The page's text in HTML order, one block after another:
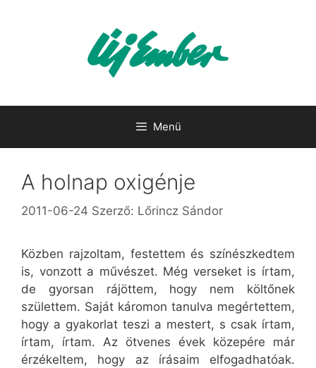
Menü
A holnap oxigénje
2011-06-24 Szerző: Lőrincz Sándor
Közben rajzoltam, festettem és színészkedtem
is, vonzott a művészet. Még verseket is írtam,
de gyorsan rájöttem, hogy nem költőnek
születtem. Saját káromon tanulva megértettem,
hogy a gyakorlat teszi a mestert, s csak írtam,
írtam, írtam. Az ötvenes évek közepére már
érzékeltem, hogy az írásaim elfogadhatóak.